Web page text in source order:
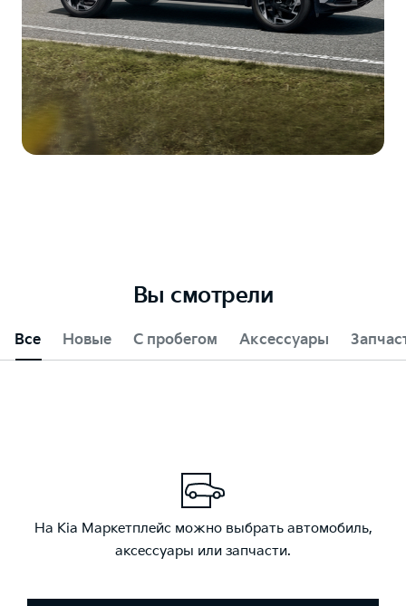
Вы смотрели
Все Новые С пробегом Аксессуары
На Kia Маркетплейс можно выбрать автомобиль,
аксессуары или запчасти.